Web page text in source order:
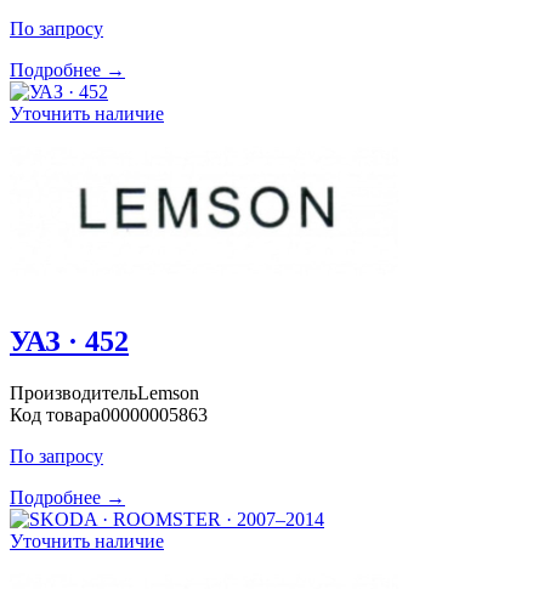
По запросу
Подробнее →
Уточнить наличие
УАЗ · 452
ПроизводительLemson
Код товара00000005863
По запросу
Подробнее →
Уточнить наличие